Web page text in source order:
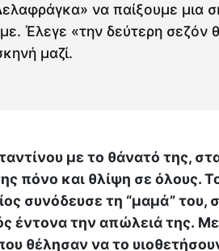
να παίξουμε μια
Έλεγε «την δεύτερη σεζόν
μαζί.
με το θάνατό της,
πόνο και θλίψη σε όλους.
συνόδευσε τη “μαμά” του,
έντονα την απώλειά της.
θέλησαν να το